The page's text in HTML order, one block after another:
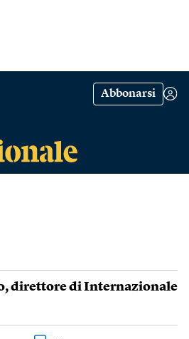
Abbonarsi
, direttore di Internazionale